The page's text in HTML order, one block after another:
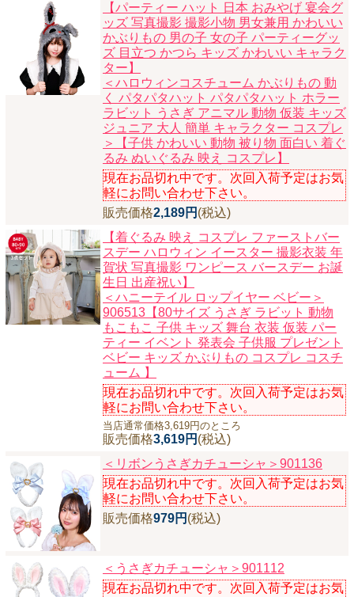
【パーティー ハット 日本 おみやげ 宴会グ
ッズ 写真撮影 撮影小物 男女兼用 かわいい
かぶりもの 男の子 女の子 パーティーグッ
ズ 目立つ かつら キッズ かわいい キャラク
ター】
＜ハロウィンコスチューム かぶりもの 動
く パタパタハット パタパタハット ホラー
ラビット うさぎ アニマル 動物 仮装 キッズ
ジュニア 大人 簡単 キャラクター コスプレ
＞【子供 かわいい 動物 被り物 面白い 着ぐ
るみ ぬいぐるみ 映え コスプレ】
現在お品切れ中です。次回入荷予定はお気
軽にお問い合わせ下さい。
販売価格2,189円 (税込)
【着ぐるみ 映え コスプレ ファーストバー
スデー ハロウィン イースター 撮影衣装 年
賀状 写真撮影 ワンピース バースデー お誕
生日 出産祝い】
＜ハニーテイル ロップイヤー ベビー＞
906513【80サイズ うさぎ ラビット 動物
もこもこ 子供 キッズ 舞台 衣装 仮装 パー
ティー イベント 発表会 子供服 プレゼント
ベビー キッズ かぶりもの コスプレ コスチ
ューム 】
現在お品切れ中です。次回入荷予定はお気
軽にお問い合わせ下さい。
当店通常価格3,619円のところ
販売価格3,619円 (税込)
＜リボンうさぎカチューシャ＞901136
現在お品切れ中です。次回入荷予定はお気
軽にお問い合わせ下さい。
販売価格979円 (税込)
＜うさぎカチューシャ＞901112
現在お品切れ中です。次回入荷予定はお気